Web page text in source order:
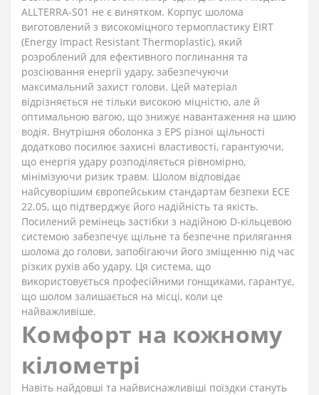
ALLTERRA-S01 не є винятком. Корпус шолома
виготовлений з високоміцного термопластику EIRT
(Energy Impact Resistant Thermoplastic), який
розроблений для ефективного поглинання та
розсіювання енергії удару, забезпечуючи
максимальний захист голови. Цей матеріал
відрізняється не тільки високою міцністю, але й
оптимальною вагою, що знижує навантаження на шию
водія. Внутрішня оболонка з EPS різної щільності
додатково посилює захисні властивості, гарантуючи,
що енергія удару розподіляється рівномірно,
мінімізуючи ризик травм. Шолом відповідає
найсуворішим європейським стандартам безпеки ECE
22.05, що підтверджує його надійність та якість.
Посилений ремінець застібки з надійною D-кільцевою
системою забезпечує щільне та безпечне прилягання
шолома до голови, запобігаючи його зміщенню під час
різких рухів або удару. Ця система, що
використовується професійними гонщиками, гарантує,
що шолом залишається на місці, коли це
найважливіше.
Комфорт на кожному
кілометрі
Навіть найдовші та найвиснажливіші поїздки стануть